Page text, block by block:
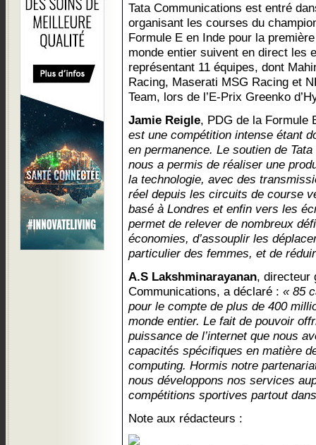
Tata Communications est entré
organisant les courses du
Formule E en Inde pour la
monde entier suivent en direct les
représentant 11 équipes, dont
Racing, Maserati MSG Racing et
Team, lors de l’E-Prix Greenko
Jamie Reigle, PDG de la Formule
est une compétition intense étant
en permanence. Le soutien de
nous a permis de réaliser une
la technologie, avec des
réel depuis les circuits de course
basé à Londres et enfin vers les
permet de relever de nombreux
économies, d’assouplir les
particulier des femmes, et de
A.S Lakshminarayanan, directeur
Communications, a déclaré : « 85
pour le compte de plus de 400
monde entier. Le fait de pouvoir
puissance de l’internet que nous
capacités spécifiques en matière
computing. Hormis notre
nous développons nos services
compétitions sportives partout
Note aux rédacteurs :